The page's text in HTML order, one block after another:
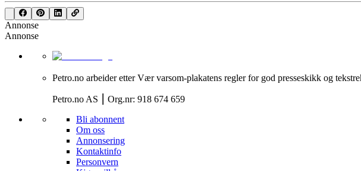
Annonse
Annonse
Petro.no arbeider etter Vær varsom-plakatens regler for god presseskikk og
Petro.no AS ⎮ Org.nr: 918 674 659
Bli abonnent
Om oss
Annonsering
Kontaktinfo
Personvern